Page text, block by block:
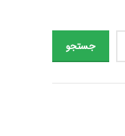
جستجو